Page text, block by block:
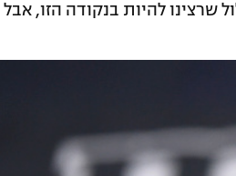
שרצינו להיות בנקודה הזו,